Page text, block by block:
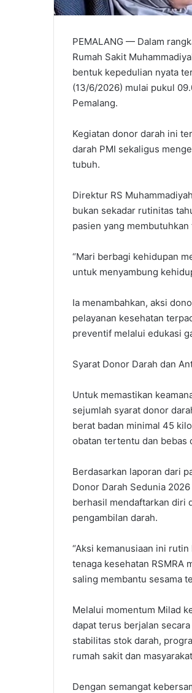
PEMALANG — Dalam
Rumah Sakit
bentuk kepedulian nyata
(13/6/2026) mulai pukul
Pemalang.​
Kegiatan donor darah ini
darah PMI sekaligus
tubuh.​
Direktur RS
bukan sekadar rutinitas
pasien yang
“Mari berbagi kehidupan
untuk menyambung
Ia menambahkan, aksi
pelayanan kesehatan
preventif melalui edukasi
Syarat Donor Darah dan
​Untuk memastikan
sejumlah syarat donor
berat badan minimal 45
obatan tertentu dan bebas
Berdasarkan laporan dari
Donor Darah Sedunia
berhasil mendaftarkan diri
pengambilan darah.​
“Aksi kemanusiaan ini
tenaga kesehatan RSMRA
saling membantu sesama
Melalui momentum Milad
dapat terus berjalan
stabilitas stok darah,
rumah sakit dan
Dengan semangat